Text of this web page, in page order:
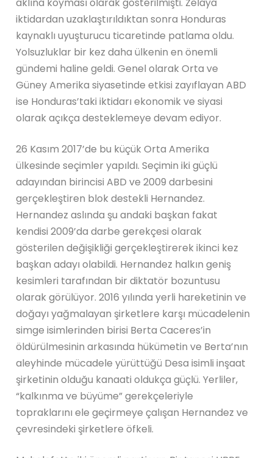
iktidardan uzaklaştırıldıktan sonra Honduras
kaynaklı uyuşturucu ticaretinde patlama oldu.
Yolsuzluklar bir kez daha ülkenin en önemli
gündemi haline geldi. Genel olarak Orta ve
Güney Amerika siyasetinde etkisi zayıflayan ABD
ise Honduras’taki iktidarı ekonomik ve siyasi
olarak açıkça desteklemeye devam ediyor.
26 Kasım 2017’de bu küçük Orta Amerika
ülkesinde seçimler yapıldı. Seçimin iki güçlü
adayından birincisi ABD ve 2009 darbesini
gerçekleştiren blok destekli Hernandez.
Hernandez aslında şu andaki başkan fakat
kendisi 2009’da darbe gerekçesi olarak
gösterilen değişikliği gerçekleştirerek ikinci kez
başkan adayı olabildi. Hernandez halkın geniş
kesimleri tarafından bir diktatör bozuntusu
olarak görülüyor. 2016 yılında yerli hareketinin ve
doğayı yağmalayan şirketlere karşı mücadelenin
simge isimlerinden birisi Berta Caceres’in
öldürülmesinin arkasında hükümetin ve Berta’nın
aleyhinde mücadele yürüttüğü Desa isimli inşaat
şirketinin olduğu kanaati oldukça güçlü. Yerliler,
“kalkınma ve büyüme” gerekçeleriyle
topraklarını ele geçirmeye çalışan Hernandez ve
çevresindeki şirketlere öfkeli.